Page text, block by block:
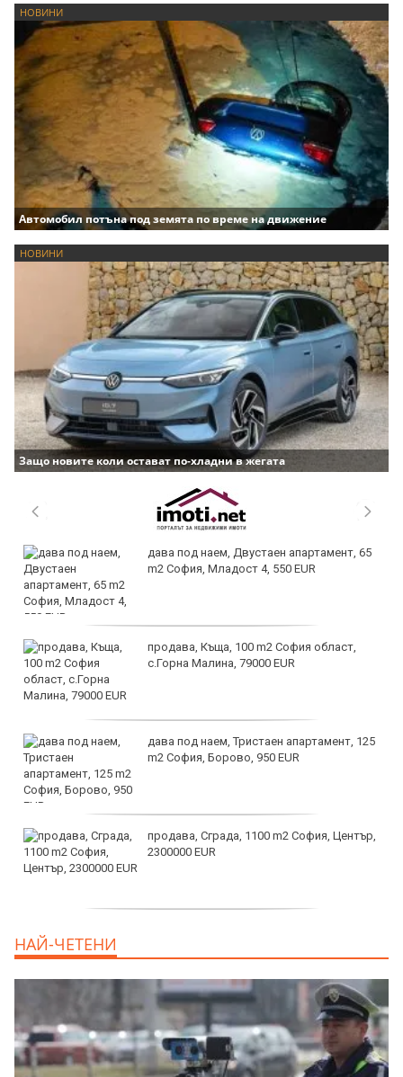
НОВИНИ
Автомобил потъна под земята по време на движение
НОВИНИ
Защо новите коли остават по-хладни в жегата
дава под наем, Двустаен апартамент, 65
m2 София, Младост 4, 550 EUR
продава, Къща, 100 m2 София област,
с.Горна Малина, 79000 EUR
дава под наем, Тристаен апартамент, 125
m2 София, Борово, 950 EUR
продава, Сграда, 1100 m2 София, Център,
2300000 EUR
НАЙ-ЧЕТЕНИ